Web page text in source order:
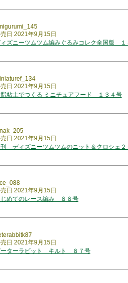
日 2021年9月15日
ズニーツムツム編みぐるみコレク全国版 １
日 2021年9月15日
粘土でつくる ミニチュアフード １３４号
日 2021年9月15日
ディズニーツムツムのニット＆クロシェ２
日 2021年9月15日
めてのレース編み ８８号
日 2021年9月15日
ーターラビット キルト ８７号